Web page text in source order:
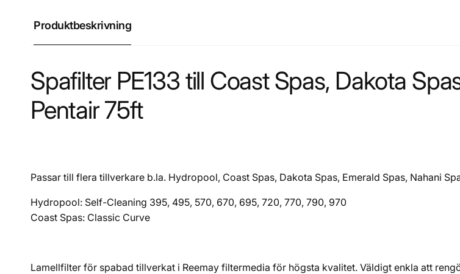
Produktbeskrivning
Spafilter PE133 till Coast Spas, Dakota
Pentair 75ft
Passar till flera tillverkare b.la. Hydropool, Coast Spas, Dakota Spas, Emerald Spas, Nahani
Hydropool: Self-Cleaning 395, 495, 570, 670, 695, 720, 770, 790, 970
Coast Spas: Classic Curve
Lamellfilter för spabad tillverkat i Reemay filtermedia för högsta kvalitet. Väldigt enkla att